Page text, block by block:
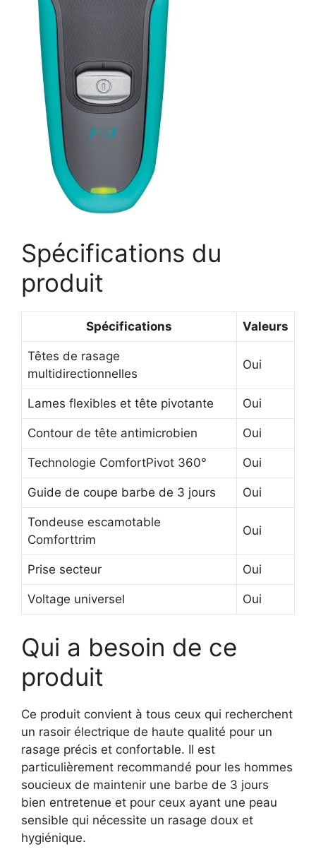
Spécifications du
produit
Spécifications Valeurs
Têtes de rasage
multidirectionnelles
Oui
Lames flexibles et tête pivotante Oui
Contour de tête antimicrobien Oui
Technologie ComfortPivot 360° Oui
Guide de coupe barbe de 3 jours Oui
Tondeuse escamotable
Comforttrim
Oui
Prise secteur Oui
Voltage universel Oui
Qui a besoin de ce
produit
Ce produit convient à tous ceux qui recherchent
un rasoir électrique de haute qualité pour un
rasage précis et confortable. Il est
particulièrement recommandé pour les hommes
soucieux de maintenir une barbe de 3 jours
bien entretenue et pour ceux ayant une peau
sensible qui nécessite un rasage doux et
hygiénique.